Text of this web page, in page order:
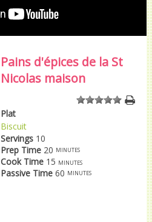
Pains d'épices de la St
Nicolas maison
1 2 3 4 5
Plat
Biscuit
Servings 10
Prep Time 20 minutes
Cook Time 15 minutes
Passive Time 60 minutes